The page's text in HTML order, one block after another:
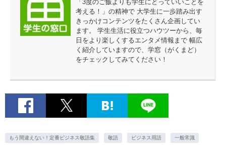
「3度のご飯よりも学生にとっていいことを
考える！」の精神で 大学生に一歩踏み出す
きっかけコンテンツをたくさん企画してい
ます。 学生生活に役立つハウツーから、毎
日をより楽しくするエンタメ情報まで 幅広
く紹介していますので、学窓（がくまど）
をチェックしてみてください！
もう間違えない！定番ビジネス敬語集 敬語 ビジネス用語 一般常識